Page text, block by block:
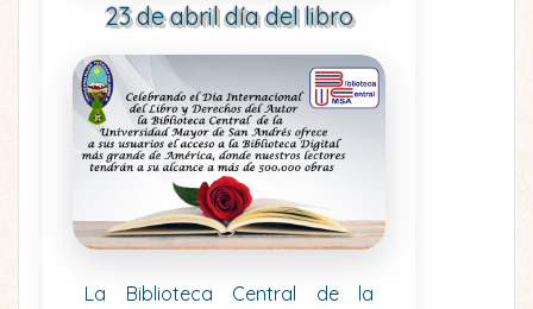
23 de abril día del libro
La Biblioteca Central de la